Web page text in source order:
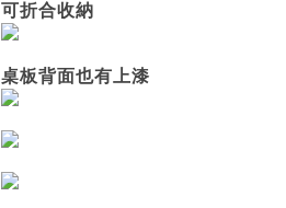
可折合收納
桌板背面也有上漆